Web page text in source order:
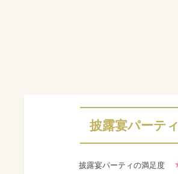
披露宴パーティ
披露宴パーティの満足度